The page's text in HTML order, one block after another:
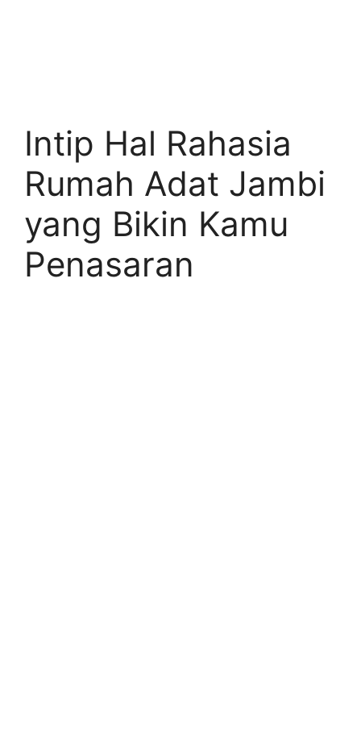
Intip Hal Rahasia
Rumah Adat Jambi
yang Bikin Kamu
Penasaran